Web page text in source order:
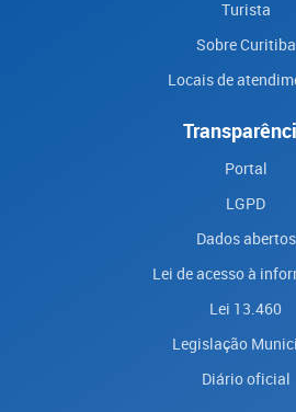
Turista
Sobre Curitiba
Locais de
Portal
LGPD
Dados abertos
Lei de acesso à
Lei 13.460
Legislação
Diário oficial